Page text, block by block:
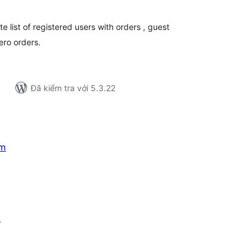
list of registered users with orders , guest
orders.
Đã kiểm tra với 5.3.22